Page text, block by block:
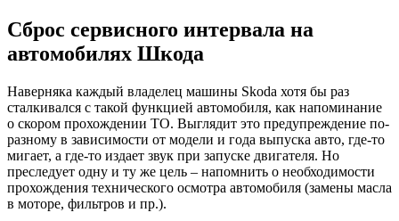
Сброс сервисного интервала на
автомобилях Шкода
Наверняка каждый владелец машины Skoda хотя бы раз
сталкивался с такой функцией автомобиля, как напоминание
о скором прохождении ТО. Выглядит это предупреждение по-
разному в зависимости от модели и года выпуска авто, где-то
мигает, а где-то издает звук при запуске двигателя. Но
преследует одну и ту же цель – напомнить о необходимости
прохождения технического осмотра автомобиля (замены масла
в моторе, фильтров и пр.).